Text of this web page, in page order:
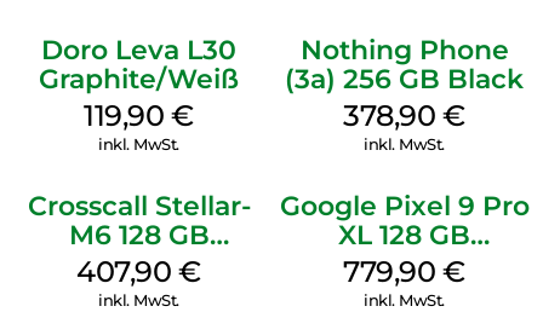
Doro Leva L30
Graphite/Weiß
119,90€
inkl. MwSt.
Nothing Phone
(3a) 256 GB Black
378,90€
inkl. MwSt.
Crosscall Stellar-
M6 128 GB
Schwarz
407,90€
inkl. MwSt.
Google Pixel 9 Pro
XL 128 GB
Obsidian
779,90€
inkl. MwSt.